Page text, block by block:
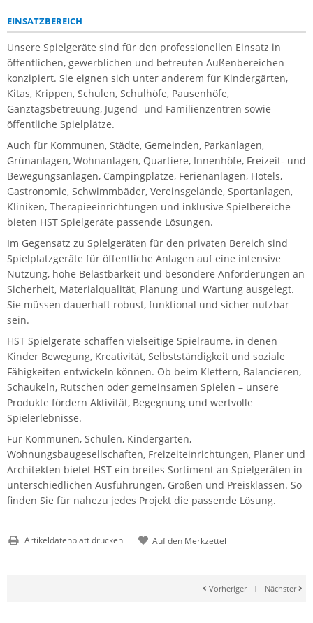
EINSATZBEREICH
Unsere Spielgeräte sind für den professionellen Einsatz in
öffentlichen, gewerblichen und betreuten Außenbereichen
konzipiert. Sie eignen sich unter anderem für Kindergärten,
Kitas, Krippen, Schulen, Schulhöfe, Pausenhöfe,
Ganztagsbetreuung, Jugend- und Familienzentren sowie
öffentliche Spielplätze.
Auch für Kommunen, Städte, Gemeinden, Parkanlagen,
Grünanlagen, Wohnanlagen, Quartiere, Innenhöfe, Freizeit- und
Bewegungsanlagen, Campingplätze, Ferienanlagen, Hotels,
Gastronomie, Schwimmbäder, Vereinsgelände, Sportanlagen,
Kliniken, Therapieeinrichtungen und inklusive Spielbereiche
bieten HST Spielgeräte passende Lösungen.
Im Gegensatz zu Spielgeräten für den privaten Bereich sind
Spielplatzgeräte für öffentliche Anlagen auf eine intensive
Nutzung, hohe Belastbarkeit und besondere Anforderungen an
Sicherheit, Materialqualität, Planung und Wartung ausgelegt.
Sie müssen dauerhaft robust, funktional und sicher nutzbar
sein.
HST Spielgeräte schaffen vielseitige Spielräume, in denen
Kinder Bewegung, Kreativität, Selbstständigkeit und soziale
Fähigkeiten entwickeln können. Ob beim Klettern, Balancieren,
Schaukeln, Rutschen oder gemeinsamen Spielen – unsere
Produkte fördern Aktivität, Begegnung und wertvolle
Spielerlebnisse.
Für Kommunen, Schulen, Kindergärten,
Wohnungsbaugesellschaften, Freizeiteinrichtungen, Planer und
Architekten bietet HST ein breites Sortiment an Spielgeräten in
unterschiedlichen Ausführungen, Größen und Preisklassen. So
finden Sie für nahezu jedes Projekt die passende Lösung.
Artikeldatenblatt drucken
Vorheriger | Nächster